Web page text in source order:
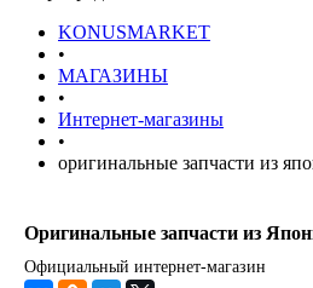
KONUSMARKET
•
МАГАЗИНЫ
•
Интернет-магазины
•
оригинальные запчасти из
Оригинальные запчасти из
Официальный интернет-магазин